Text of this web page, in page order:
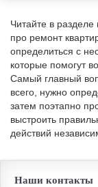
Читайте в
про ремонт
определиться с
которые помогут
Самый главный
всего, нужно
затем поэтапно
выстроить
действий
Наши контакты